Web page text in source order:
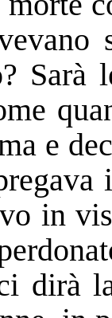
Sarà
e
in
dirà